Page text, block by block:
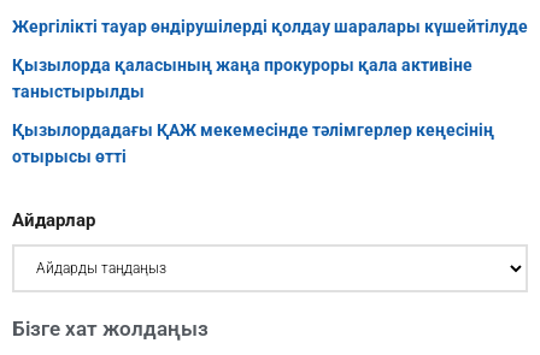
Жергілікті тауар өндірушілерді қолдау шаралары күшейтілуде
Қызылорда қаласының жаңа прокуроры қала активіне
таныстырылды
Қызылордадағы ҚАЖ мекемесінде тәлімгерлер кеңесінің
отырысы өтті
Айдарлар
Бізге хат жолдаңыз